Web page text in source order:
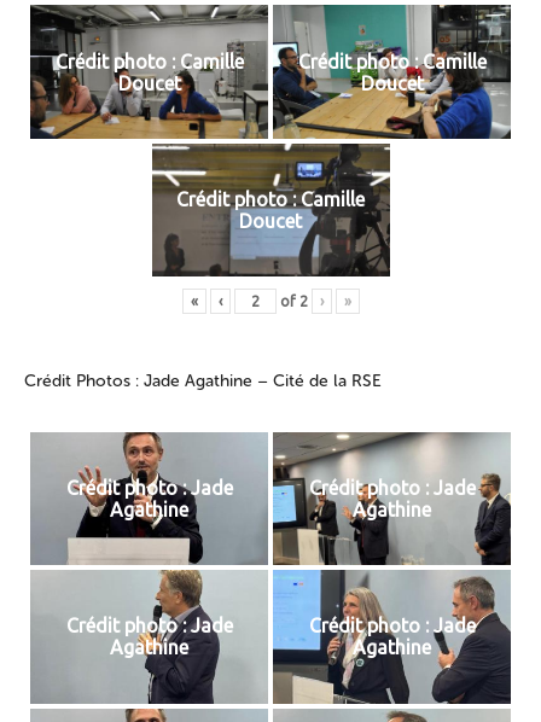
Crédit photo : Camille
Doucet
Crédit photo : Camille
Doucet
Crédit photo : Camille
Doucet
« ‹ of 2 › »
Crédit Photos : Jade Agathine – Cité de la RSE
Crédit photo : Jade
Agathine
Crédit photo : Jade
Agathine
Crédit photo : Jade
Agathine
Crédit photo : Jade
Agathine